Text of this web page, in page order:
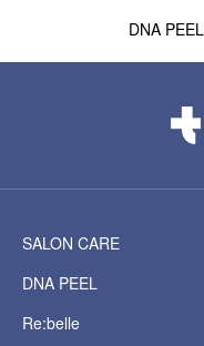
DNA PEEL
SALON CARE
DNA PEEL
Re:belle